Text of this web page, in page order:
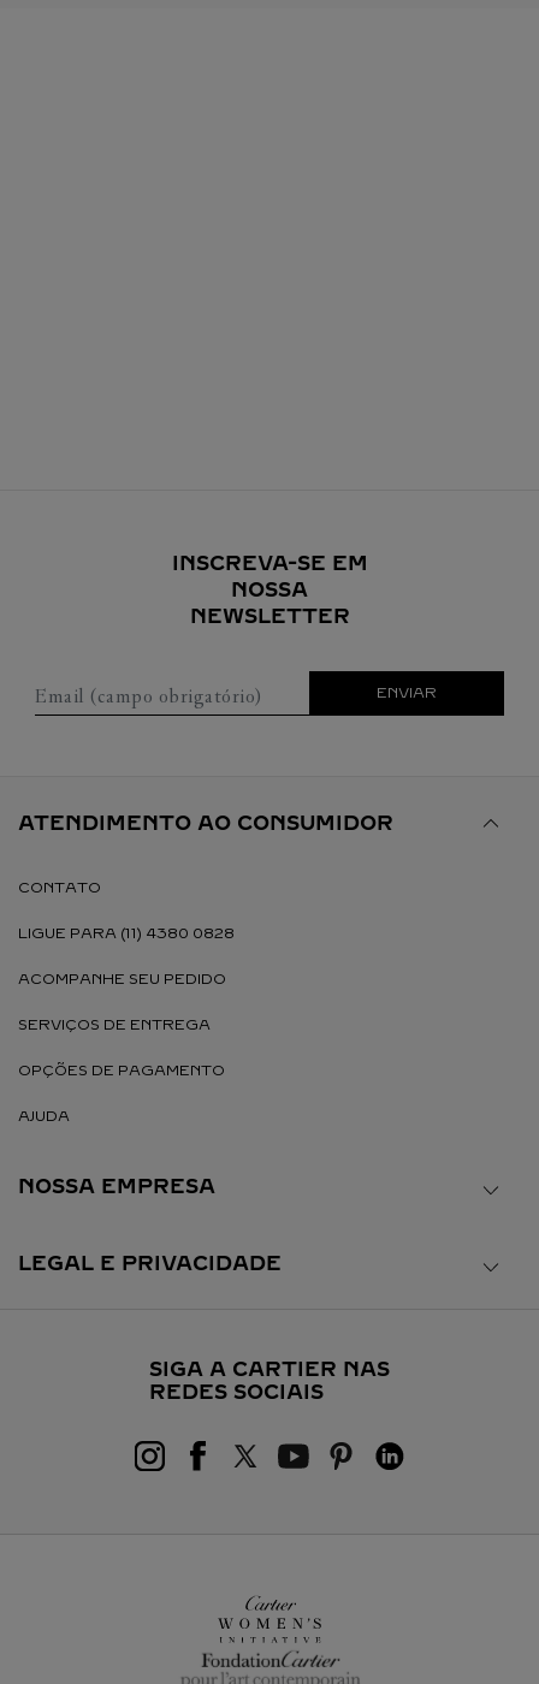
INSCREVA-SE EM
NOSSA
NEWSLETTER
Email (campo obrigatório) ENVIAR
ATENDIMENTO AO CONSUMIDOR
CONTATO
LIGUE PARA (11) 4380 0828
ACOMPANHE SEU PEDIDO
SERVIÇOS DE ENTREGA
OPÇÕES DE PAGAMENTO
AJUDA
NOSSA EMPRESA
LEGAL E PRIVACIDADE
SIGA A CARTIER NAS
REDES SOCIAIS